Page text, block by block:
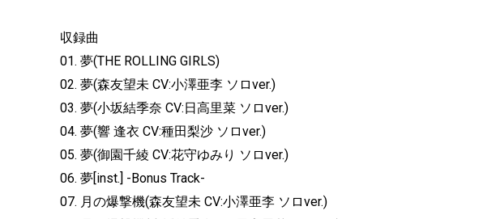
収録曲
01. 夢(THE ROLLING GIRLS)
02. 夢(森友望未 CV:小澤亜李 ソロver.)
03. 夢(小坂結季奈 CV:日高里菜 ソロver.)
04. 夢(響 逢衣 CV:種田梨沙 ソロver.)
05. 夢(御園千綾 CV:花守ゆみり ソロver.)
06. 夢[inst.] -Bonus Track-
07. 月の爆撃機(森友望未 CV:小澤亜李 ソロver.)